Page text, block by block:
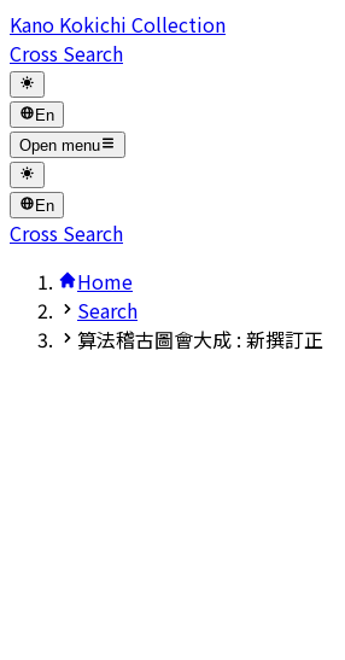
Kano Kokichi Collection
Cross Search
En
Open menu
En
Cross Search
Home
Search
算法稽古圖會大成 : 新撰訂正